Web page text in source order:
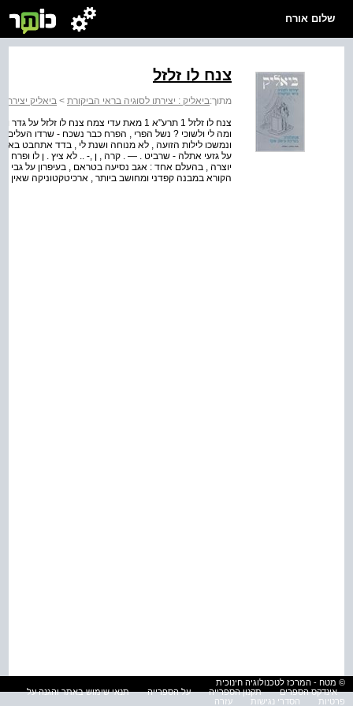
שלום אורח
צנח לו זלזל
מתוך:ביאליק : יצירתו לסוגיה בראי הביקורת > ביאליק
יוצרה , בהעלם אחד : אגב נסיעה בטראם , בעיפרון על גבי
הקורא במבנה קפדני ומחושב ביותר , ארכיטקטוניקה
© מטח - המרכז לטכנולוגיה חינוכית
אינדקס הספרים
תקנון הספרייה על הספרייה
תנאי שימוש באתר והגנה על
פרטיות
הסדרי נגישות עזרה